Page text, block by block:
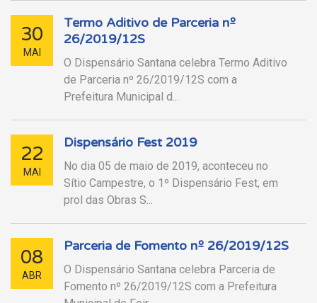
30
MAI
Termo Aditivo de Parceria nº
26/2019/12S
O Dispensário Santana celebra Termo Aditivo
de Parceria nº 26/2019/12S com a
Prefeitura Municipal d...
22
MAI
Dispensário Fest 2019
No dia 05 de maio de 2019, aconteceu no
Sítio Campestre, o 1º Dispensário Fest, em
prol das Obras S...
08
ABR
Parceria de Fomento nº 26/2019/12S
O Dispensário Santana celebra Parceria de
Fomento nº 26/2019/12S com a Prefeitura